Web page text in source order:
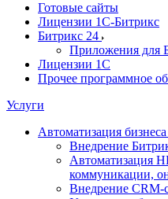
Готовые сайты
Лицензии 1С-Битрикс
Битрикс 24
Приложения для
Лицензии 1С
Прочее программное
Услуги
Автоматизация бизнеса
Внедрение
Автоматизация
коммуникации,
Внедрение CRM-